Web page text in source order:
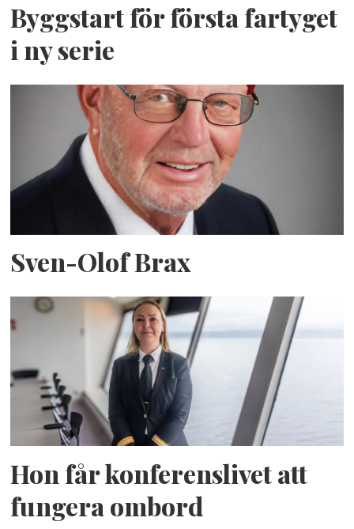
Byggstart för första fartyget
i ny serie
Sven-Olof Brax
Hon får konferenslivet att
fungera ombord